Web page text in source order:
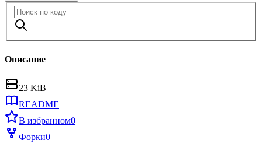
Описание
23 KiB
README
В избранном0
Форки0